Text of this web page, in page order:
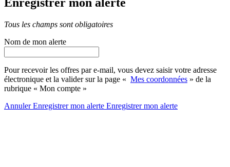
Tous les champs sont obligatoires
Nom de mon alerte
Pour recevoir les offres par e-mail, vous devez saisir votre adresse
électronique et la valider sur la page « Mes coordonnées » de la
rubrique « Mon compte »
AnnulerEnregistrer mon alerte Enregistrermon alerte